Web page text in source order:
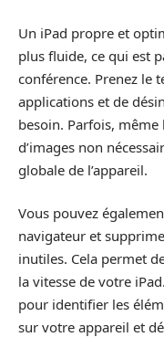
Un iPad propre et
plus fluide, ce qui est
conférence. Prenez le
applications et de
besoin. Parfois,
d’images non
globale de l’appareil.
Vous pouvez
navigateur et
inutiles. Cela permet
la vitesse de votre
pour identifier les
sur votre appareil et